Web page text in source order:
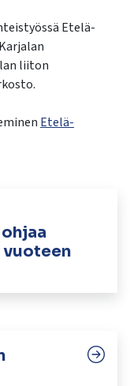
Etelä-
liiton
Etelä-